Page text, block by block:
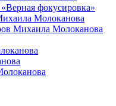
фокусировка»
Молоканова
Михаила Молоканова